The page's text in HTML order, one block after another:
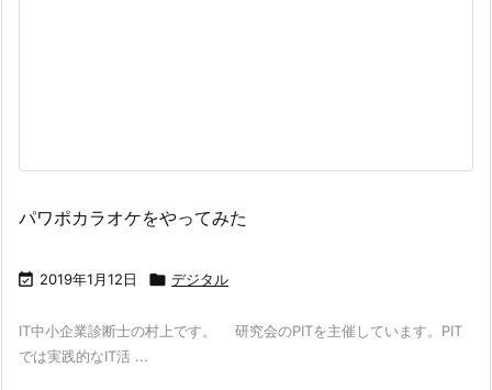
パワポカラオケをやってみた
 2019年1月12日  デジタル
IT中小企業診断士の村上です。 研究会のPITを主催しています。PIT
では実践的なIT活 ...